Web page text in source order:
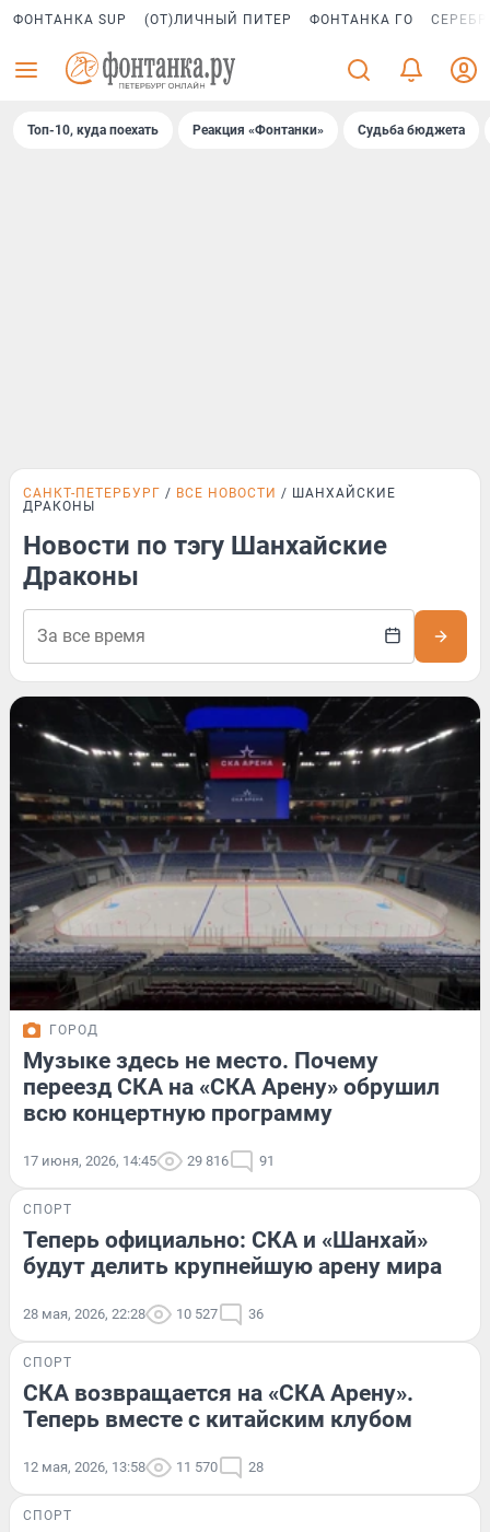
ФОНТАНКА SUP (ОТ)ЛИЧНЫЙ ПИТЕР ФОНТАНКА ГО
Топ-10, куда поехать Реакция «Фонтанки» Судьба бюджета
САНКТ-ПЕТЕРБУРГ ВСЕ НОВОСТИ
ШАНХАЙСКИЕ
ДРАКОНЫ
Новости по тэгу Шанхайские
Драконы
ГОРОД
Музыке здесь не место. Почему
переезд СКА на «СКА Арену» обрушил
всю концертную программу
17 июня, 2026, 14:45 29 816 91
СПОРТ
Теперь официально: СКА и «Шанхай»
будут делить крупнейшую арену мира
28 мая, 2026, 22:28 10 527 36
СПОРТ
СКА возвращается на «СКА Арену».
Теперь вместе с китайским клубом
12 мая, 2026, 13:58 11 570 28
СПОРТ